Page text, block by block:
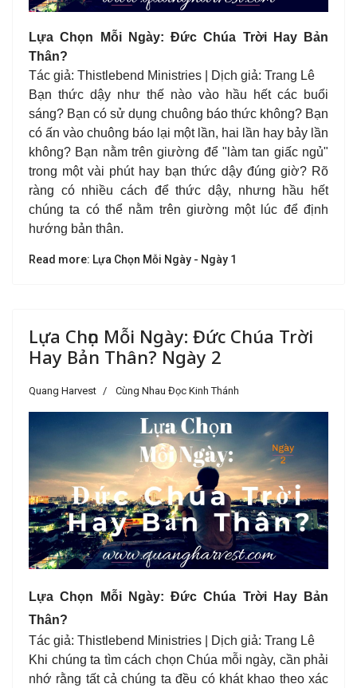
Lựa Chọn Mỗi Ngày: Đức Chúa Trời Hay Bản
Thân?
Tác giả: Thistlebend Ministries | Dịch giả: Trang Lê
Bạn thức dậy như thế nào vào hầu hết các buổi
sáng? Bạn có sử dụng chuông báo thức không? Bạn
có ấn vào chuông báo lại một lần, hai lần hay bảy lần
không? Bạn nằm trên giường để "làm tan giấc ngủ"
trong một vài phút hay bạn thức dậy đúng giờ? Rõ
ràng có nhiều cách để thức dậy, nhưng hầu hết
chúng ta có thể nằm trên giường một lúc để định
hướng bản thân.
Read more: Lựa Chọn Mỗi Ngày - Ngày 1
Lựa Chọn Mỗi Ngày: Đức Chúa Trời
Hay Bản Thân? Ngày 2
Quang Harvest Cùng Nhau Đọc Kinh Thánh
Lựa Chọn Mỗi Ngày: Đức Chúa Trời Hay Bản
Thân?
Tác giả: Thistlebend Ministries | Dịch giả: Trang Lê
Khi chúng ta tìm cách chọn Chúa mỗi ngày, cần phải
nhớ rằng tất cả chúng ta đều có khát khao theo xác